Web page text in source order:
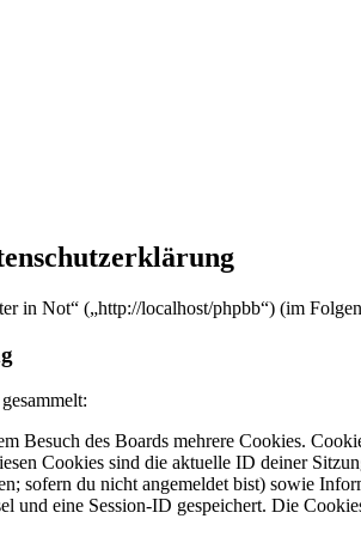
in Not“ („http://localhost/phpbb“) (im
Besuch des Boards mehrere Cookies.
Cookies sind die aktuelle ID deiner
sofern du nicht angemeldet bist) sowie
und eine Session-ID gespeichert. Die